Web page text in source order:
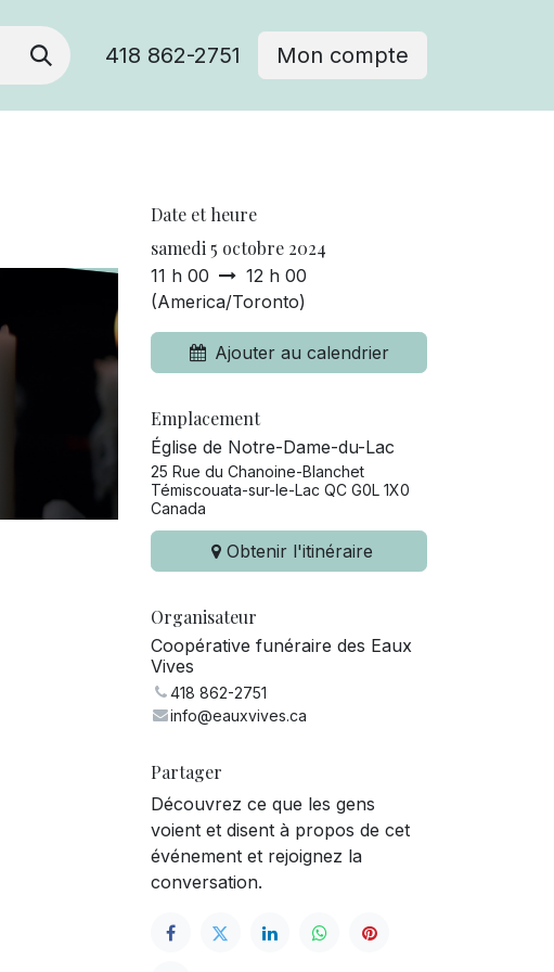
418 862-2751 Mon compte
Date et heure
samedi 5 octobre 2024
11 h 00
12 h 00
(America/Toronto)
Ajouter au calendrier
Emplacement
Église de Notre-Dame-du-Lac
25 Rue du Chanoine-Blanchet
Témiscouata-sur-le-Lac QC G0L 1X0
Canada
Obtenir l'itinéraire
Organisateur
Coopérative funéraire des Eaux
Vives
418 862-2751
info@eauxvives.ca
Partager
Découvrez ce que les gens
voient et disent à propos de cet
événement et rejoignez la
conversation.